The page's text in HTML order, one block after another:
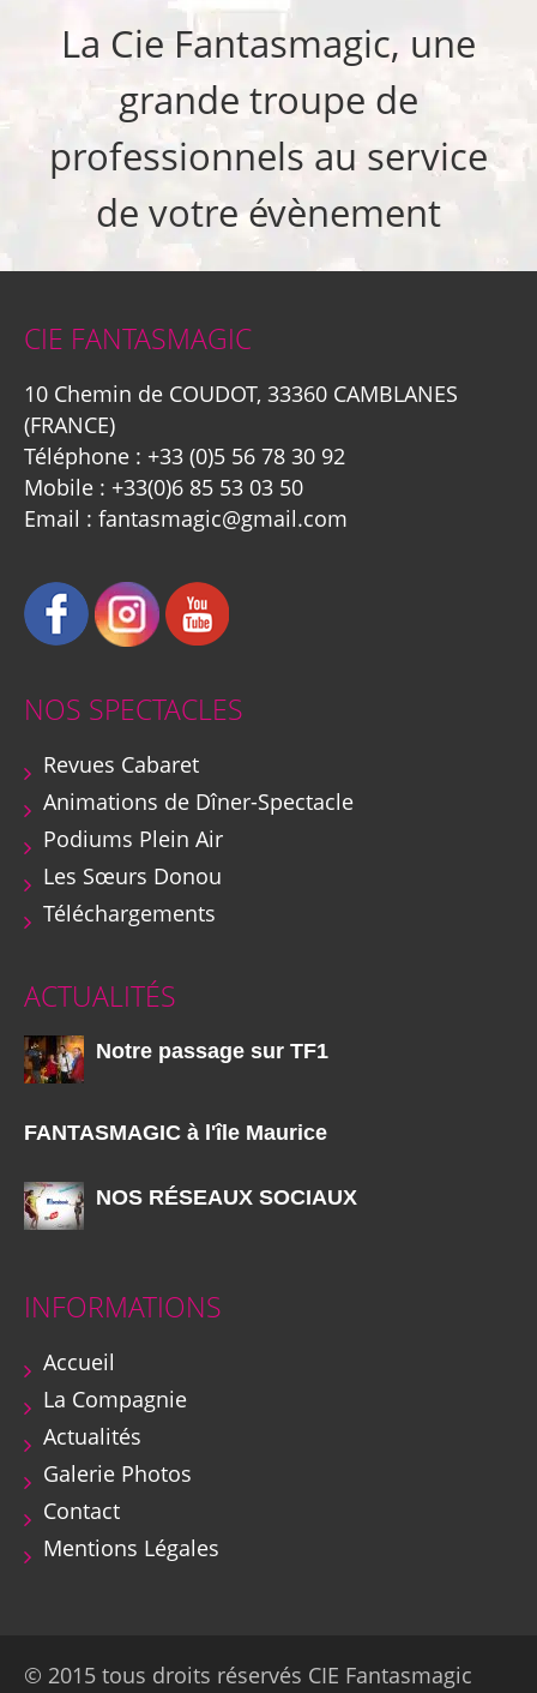
La Cie Fantasmagic, une
grande troupe de
professionnels au service
de votre évènement
CIE FANTASMAGIC
10 Chemin de COUDOT, 33360 CAMBLANES
(FRANCE)
Téléphone : +33 (0)5 56 78 30 92
Mobile : +33(0)6 85 53 03 50
Email : fantasmagic@gmail.com
NOS SPECTACLES
Revues Cabaret
Animations de Dîner-Spectacle
Podiums Plein Air
Les Sœurs Donou
Téléchargements
ACTUALITÉS
Notre passage sur TF1
FANTASMAGIC à l'île Maurice
NOS RÉSEAUX SOCIAUX
INFORMATIONS
Accueil
La Compagnie
Actualités
Galerie Photos
Contact
Mentions Légales
© 2015 tous droits réservés CIE Fantasmagic